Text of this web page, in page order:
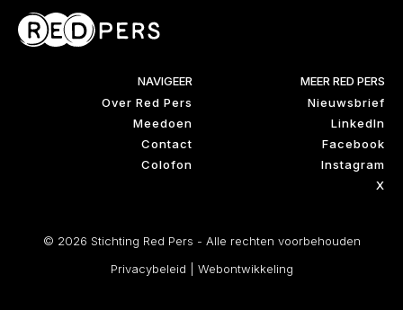
NAVIGEER
Over Red Pers
Meedoen
Contact
Colofon
MEER RED PERS
Nieuwsbrief
LinkedIn
Facebook
Instagram
X
© 2026 Stichting Red Pers - Alle rechten voorbehouden
Privacybeleid
Webontwikkeling